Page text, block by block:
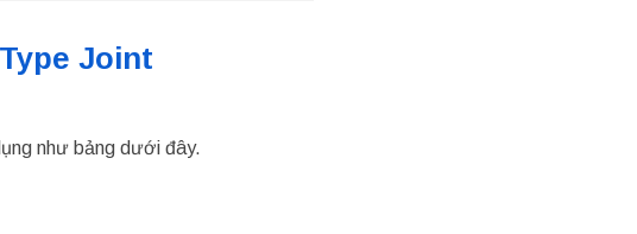
Joint
như bảng dưới đây.